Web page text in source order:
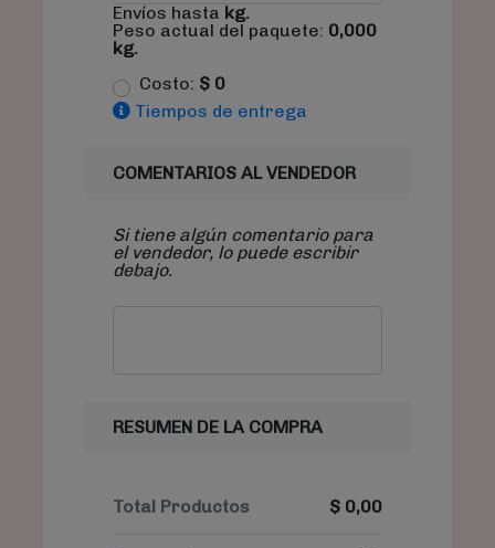
Envíos hasta kg.
Peso actual del paquete: 0,000
kg.
Costo: $ 0
Tiempos de entrega
COMENTARIOS AL VENDEDOR
Si tiene algún comentario para
el vendedor, lo puede escribir
debajo.
RESUMEN DE LA COMPRA
Total Productos $ 0,00